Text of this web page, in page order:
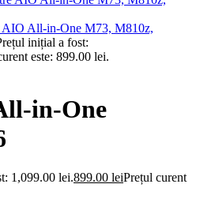
All-in-One M73, M810z,
inițial a fost:
este: 899.00 lei.
in-One
1,099.00 lei.899.00 leiPrețul curent